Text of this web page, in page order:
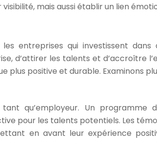
mais aussi établir un lien
entreprises qui investissent
d’attirer les talents et d’accroître
positive et durable. Examinons
qu’employeur. Un programme
pour les talents potentiels. Les
en avant leur expérience